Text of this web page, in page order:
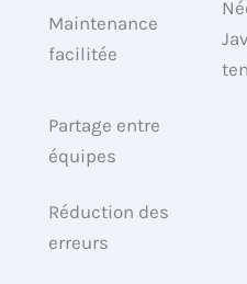
Maintenance
facilitée
Partage entre
équipes
Réduction des
erreurs